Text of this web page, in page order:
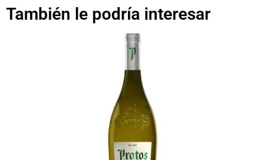
También le podría interesar